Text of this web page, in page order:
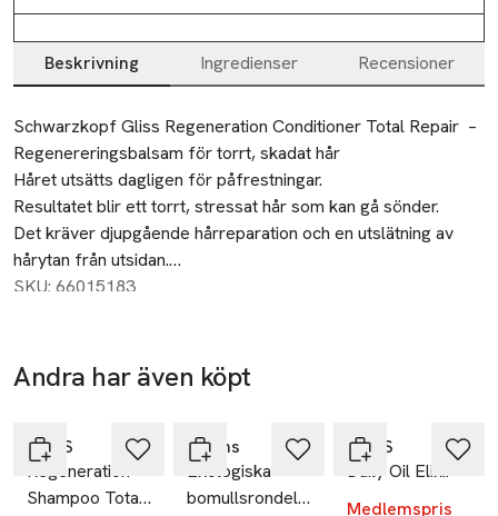
Beskrivning Ingredienser Recensioner
Beskrivning
Schwarzkopf Gliss Regeneration Conditioner Total Repair  –
Regenereringsbalsam för torrt, skadat hår
Håret utsätts dagligen för påfrestningar.
Resultatet blir ett torrt, stressat hår som kan gå sönder.
Det kräver djupgående hårreparation och en utslätning av
hårytan från utsidan.
Det här reparerande balsamet från Gliss kombinerar
3 – Djupvård, med djupt reparerande formula och aktiva
ingredienser.Gliss-balsam erbjuder djupverkande reparation
Det vårdar håret för perfekt kambarhet.
Det här balsamet slätar ut och mjukar upp håret och gör det
mjukt och friskt glänsande.
SKU: 66015183
Andra har även köpt
GLISS
Regeneration
Shampoo Total
Ta 2 betala
Åhléns
Ekologiska
bomullsrondeller,
GLISS
Daily Oil Elixir
Medlemspris